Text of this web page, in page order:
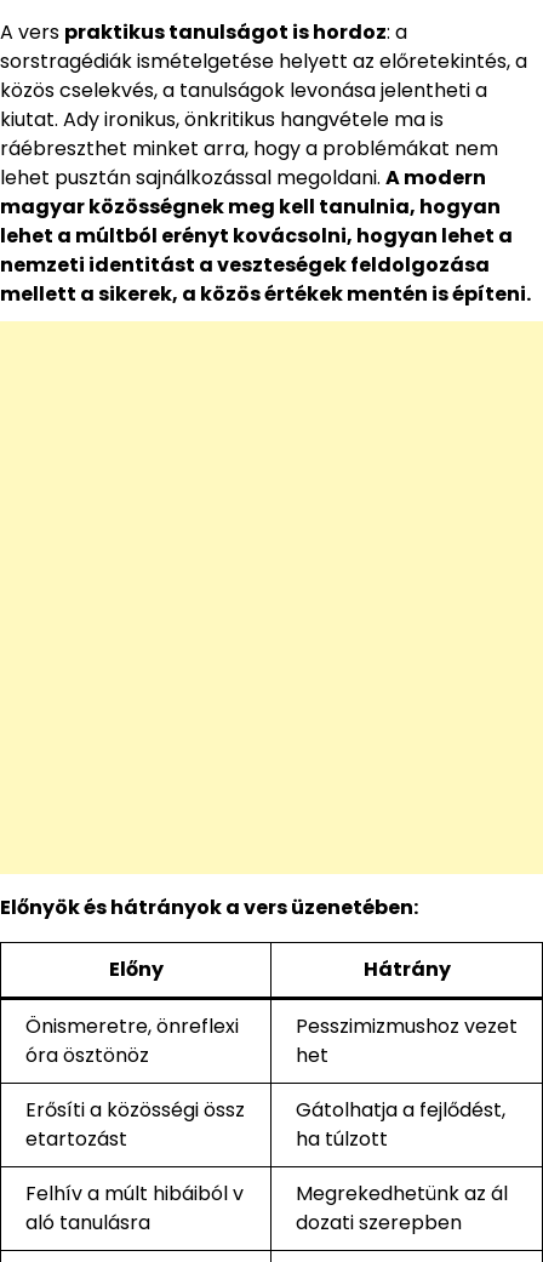
A vers praktikus tanulságot is hordoz: a
sorstragédiák ismételgetése helyett az előretekintés, a
közös cselekvés, a tanulságok levonása jelentheti a
kiutat. Ady ironikus, önkritikus hangvétele ma is
ráébreszthet minket arra, hogy a problémákat nem
lehet pusztán sajnálkozással megoldani. A modern
magyar közösségnek meg kell tanulnia, hogyan
lehet a múltból erényt kovácsolni, hogyan lehet a
nemzeti identitást a veszteségek feldolgozása
mellett a sikerek, a közös értékek mentén is építeni.
Előnyök és hátrányok a vers üzenetében:
Előny Hátrány
Önismeretre, önreflexi
óra ösztönöz
Pesszimizmushoz vezet
het
Erősíti a közösségi össz
etartozást
Gátolhatja a fejlődést,
ha túlzott
Felhív a múlt hibáiból v
aló tanulásra
Megrekedhetünk az ál
dozati szerepben